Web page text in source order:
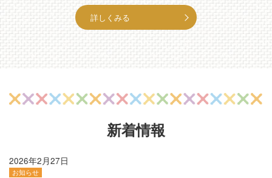
詳しくみる
新着情報
2026年2月27日
お知らせ